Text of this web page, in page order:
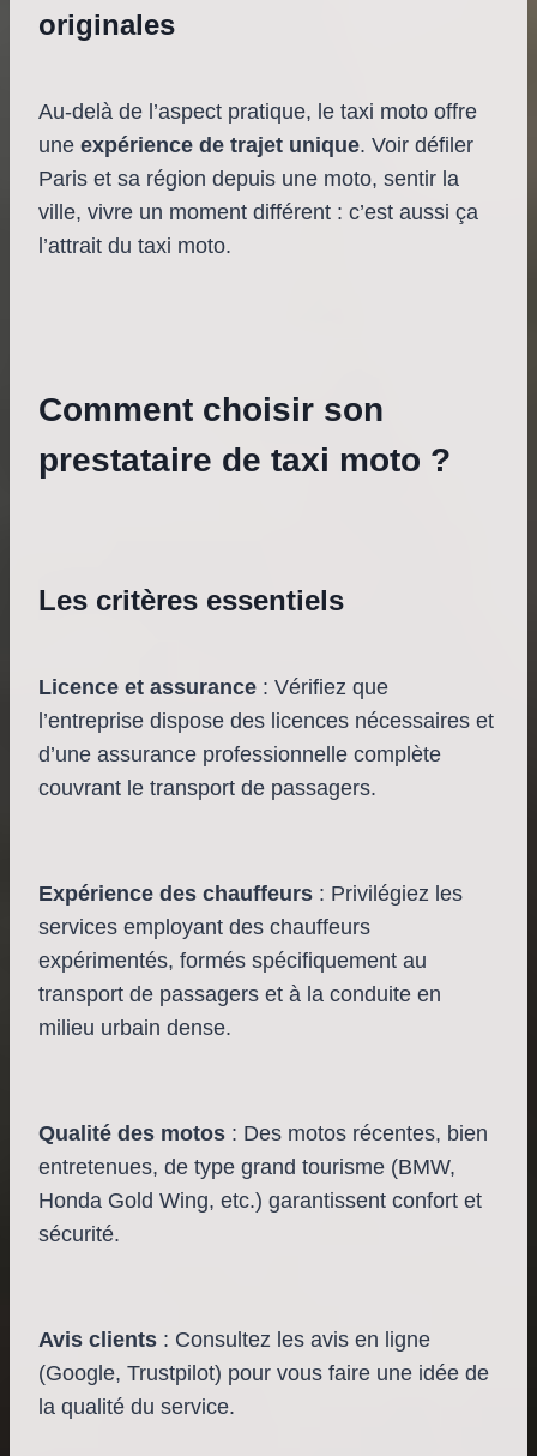
originales
Au-delà de l’aspect pratique, le taxi moto offre
une expérience de trajet unique. Voir défiler
Paris et sa région depuis une moto, sentir la
ville, vivre un moment différent : c’est aussi ça
l’attrait du taxi moto.
Comment choisir son
prestataire de taxi moto ?
Les critères essentiels
Licence et assurance : Vérifiez que
l’entreprise dispose des licences nécessaires et
d’une assurance professionnelle complète
couvrant le transport de passagers.
Expérience des chauffeurs : Privilégiez les
services employant des chauffeurs
expérimentés, formés spécifiquement au
transport de passagers et à la conduite en
milieu urbain dense.
Qualité des motos : Des motos récentes, bien
entretenues, de type grand tourisme (BMW,
Honda Gold Wing, etc.) garantissent confort et
sécurité.
Avis clients : Consultez les avis en ligne
(Google, Trustpilot) pour vous faire une idée de
la qualité du service.